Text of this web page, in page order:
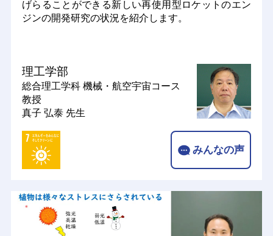
げらることができる新しい再使用型ロケットのエン
ジンの開発研究の状況を紹介します。
理工学部
総合理工学科 機械・航空宇宙コース
教授
真子 弘泰 先生
みんなの声